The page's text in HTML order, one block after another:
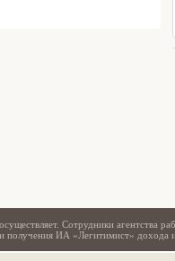
Сотрудники агентства
получения ИА «Легитимист» дохода